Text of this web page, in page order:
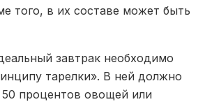
того, в их составе может быть
завтрак необходимо
тарелки». В ней должно
50 процентов овощей или